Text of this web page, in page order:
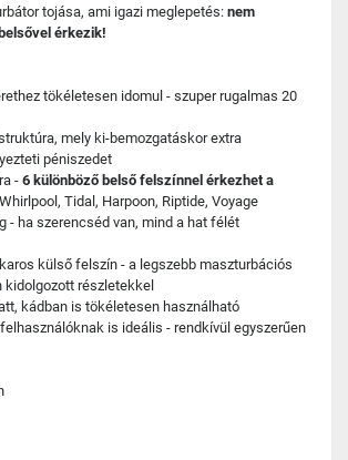
tojása, ami igazi meglepetés: nem
érkezik!
tökéletesen idomul - szuper rugalmas 20
mely ki-bemozgatáskor extra
péniszedet
-6 különböző belső felszínnel érkezhet a
Tidal, Harpoon, Riptide, Voyage
- ha szerencséd van, mind a hat félét
külső felszín - a legszebb maszturbációs
részletekkel
kádban is tökéletesen használható
is ideális - rendkívül egyszerűen